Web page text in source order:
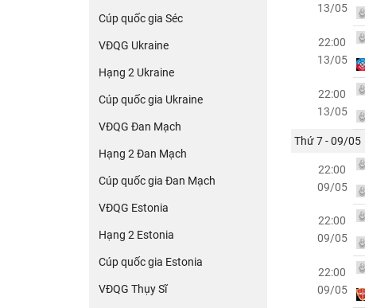
Cúp quốc gia Séc
VĐQG Ukraine
Hạng 2 Ukraine
Cúp quốc gia Ukraine
VĐQG Đan Mạch
Hạng 2 Đan Mạch
Cúp quốc gia Đan Mạch
VĐQG Estonia
Hạng 2 Estonia
Cúp quốc gia Estonia
VĐQG Thụy Sĩ
13/05
22:00
13/05
22:00
13/05
Thứ 7 - 09/05
22:00
09/05
22:00
09/05
22:00
09/05